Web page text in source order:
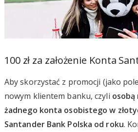
100 zł za założenie Konta
Aby skorzystać z promocji (jako
nowym klientem banku, czyli osobą
żadnego konta osobistego w
Santander Bank Polska od roku.